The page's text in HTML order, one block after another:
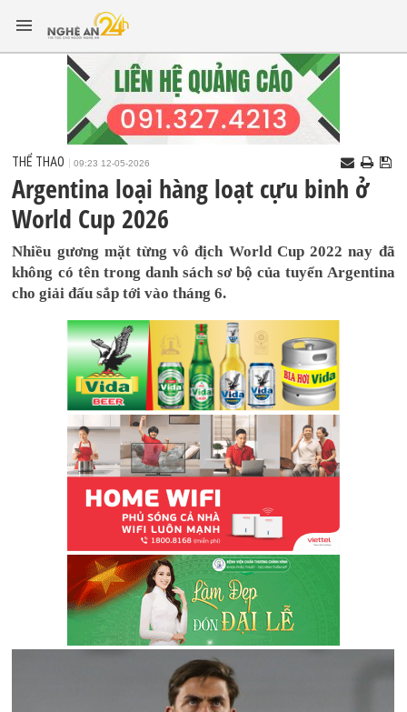
THỂ THAO 09:23 12-05-2026
Argentina loại hàng loạt cựu binh ở
World Cup 2026
Nhiều gương mặt từng vô địch World Cup 2022 nay đã
không có tên trong danh sách sơ bộ của tuyển Argentina
cho giải đấu sắp tới vào tháng 6.